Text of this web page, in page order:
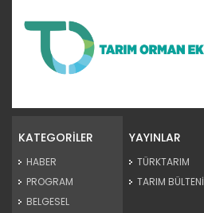
kestane...
KATEGORİLER
HABER
PROGRAM
BELGESEL
YAYINLAR
TÜRKTARIM
TARIM BÜLTENİ